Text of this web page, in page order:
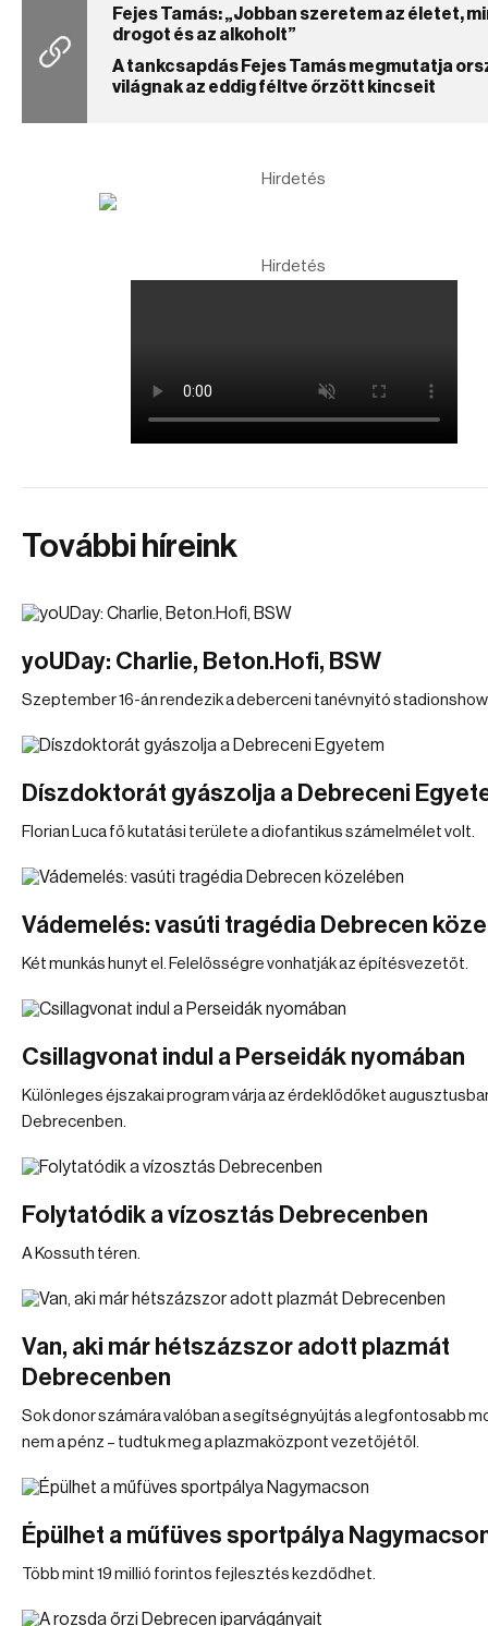
Fejes Tamás: „Jobban szeretem az életet,
drogot és az alkoholt”
A tankcsapdás Fejes Tamás megmutatja
világnak az eddig féltve őrzött kincseit
Hirdetés
Hirdetés
További híreink
yoUDay: Charlie, Beton.Hofi, BSW
Szeptember 16-án rendezik a deberceni tanévnyitó
Díszdoktorát gyászolja a Debreceni
Florian Luca fő kutatási területe a diofantikus számelmélet volt.
Vádemelés: vasúti tragédia Debrecen
Két munkás hunyt el. Felelősségre vonhatják az építésvezetőt.
Csillagvonat indul a Perseidák nyomában
Különleges éjszakai program várja az érdeklődőket
Debrecenben.
Folytatódik a vízosztás Debrecenben
A Kossuth téren.
Van, aki már hétszázszor adott plazmát
Debrecenben
Sok donor számára valóban a segítségnyújtás a legfontosabb
nem a pénz – tudtuk meg a plazmaközpont vezetőjétől.
Épülhet a műfüves sportpálya
Több mint 19 millió forintos fejlesztés kezdődhet.